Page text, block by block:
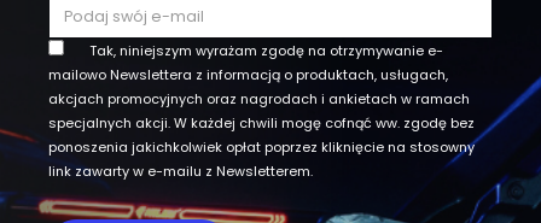
Tak, niniejszym wyrażam zgodę na otrzymywanie e-
mailowo Newslettera z informacją o produktach, usługach,
akcjach promocyjnych oraz nagrodach i ankietach w ramach
specjalnych akcji. W każdej chwili mogę cofnąć ww. zgodę bez
ponoszenia jakichkolwiek opłat poprzez kliknięcie na stosowny
link zawarty w e-mailu z Newsletterem.